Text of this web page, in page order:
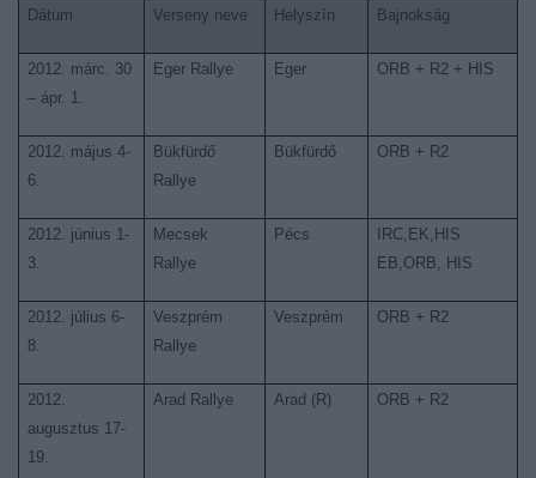
Dátum Verseny neve Helyszín Bajnokság
2012. márc. 30
– ápr. 1.
Eger Rallye Eger ORB + R2 + HIS
2012. május 4-
6.
Bükfürdő
Rallye
Bükfürdő ORB + R2
2012. június 1-
3.
Mecsek
Rallye
Pécs
IRC,EK,HIS
EB,ORB, HIS
2012. július 6-
8.
Veszprém
Rallye
Veszprém ORB + R2
2012.
augusztus 17-
19.
Arad Rallye Arad (R) ORB + R2